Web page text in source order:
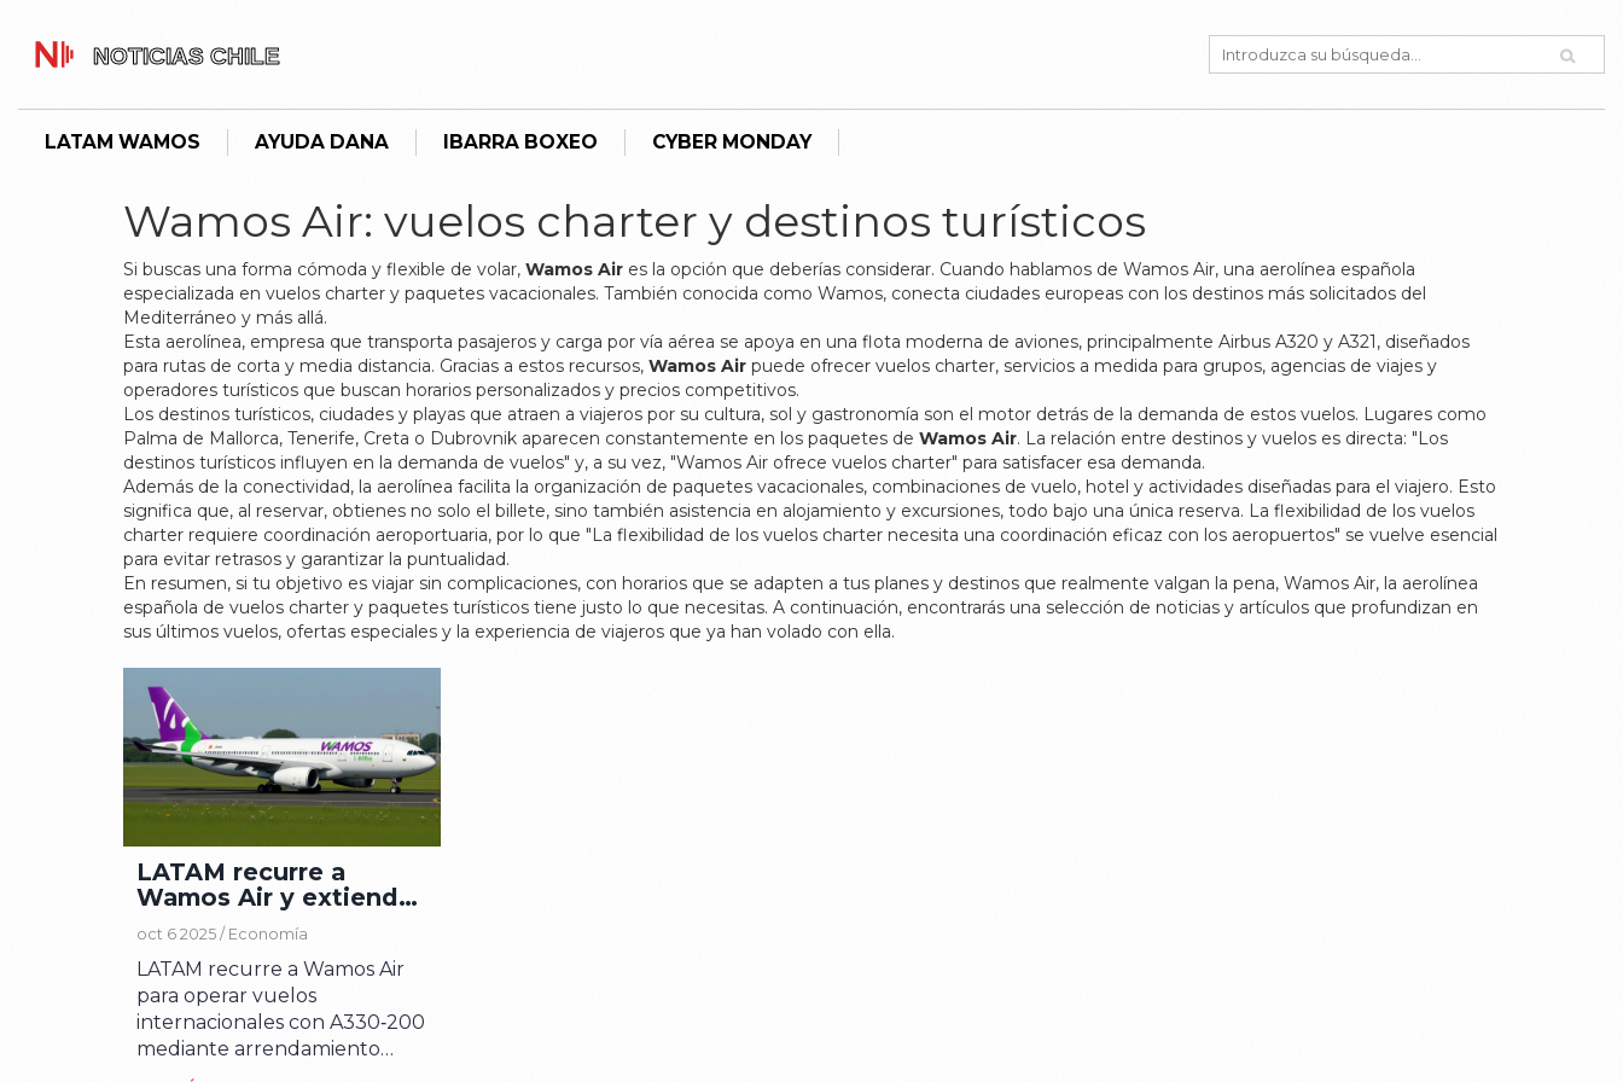
LATAM WAMOS AYUDA DANA IBARRA BOXEO CYBER MONDAY
Wamos Air: vuelos charter y destinos turísticos
Si buscas una forma cómoda y flexible de volar, Wamos Air es la opción que deberías considerar. Cuando hablamos de Wamos Air, una aerolínea española
especializada en vuelos charter y paquetes vacacionales. También conocida como Wamos, conecta ciudades europeas con los destinos más solicitados del
Mediterráneo y más allá.
Esta aerolínea, empresa que transporta pasajeros y carga por vía aérea se apoya en una flota moderna de aviones, principalmente Airbus A320 y A321, diseñados
para rutas de corta y media distancia. Gracias a estos recursos, Wamos Air puede ofrecer vuelos charter, servicios a medida para grupos, agencias de viajes y
operadores turísticos que buscan horarios personalizados y precios competitivos.
Los destinos turísticos, ciudades y playas que atraen a viajeros por su cultura, sol y gastronomía son el motor detrás de la demanda de estos vuelos. Lugares como
Palma de Mallorca, Tenerife, Creta o Dubrovnik aparecen constantemente en los paquetes de Wamos Air. La relación entre destinos y vuelos es directa: "Los
destinos turísticos influyen en la demanda de vuelos" y, a su vez, "Wamos Air ofrece vuelos charter" para satisfacer esa demanda.
Además de la conectividad, la aerolínea facilita la organización de paquetes vacacionales, combinaciones de vuelo, hotel y actividades diseñadas para el viajero. Esto
significa que, al reservar, obtienes no solo el billete, sino también asistencia en alojamiento y excursiones, todo bajo una única reserva. La flexibilidad de los vuelos
charter requiere coordinación aeroportuaria, por lo que "La flexibilidad de los vuelos charter necesita una coordinación eficaz con los aeropuertos" se vuelve esencial
para evitar retrasos y garantizar la puntualidad.
En resumen, si tu objetivo es viajar sin complicaciones, con horarios que se adapten a tus planes y destinos que realmente valgan la pena, Wamos Air, la aerolínea
española de vuelos charter y paquetes turísticos tiene justo lo que necesitas. A continuación, encontrarás una selección de noticias y artículos que profundizan en
sus últimos vuelos, ofertas especiales y la experiencia de viajeros que ya han volado con ella.
LATAM recurre a
Wamos Air y extiende
el arrendamiento
húmedo para rutas
clave
oct 6 2025 / Economía
LATAM recurre a Wamos Air
para operar vuelos
internacionales con A330‑200
mediante arrendamiento
húmedo, manteniendo rutas